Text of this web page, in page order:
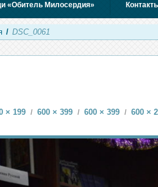
«Обитель Милосердия»
/ DSC_0061
× 199 / 600 × 399 / 600 × 399 / 600 ×